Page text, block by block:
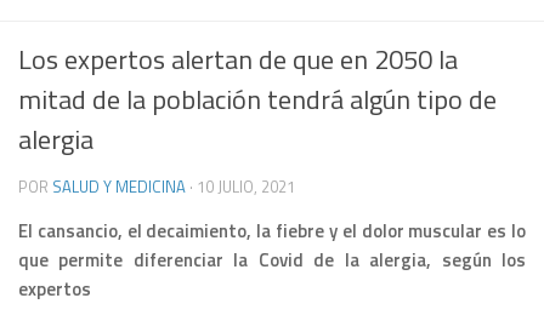
Los expertos alertan de que en 2050 la
mitad de la población tendrá algún tipo de
alergia
POR SALUD Y MEDICINA · 10 JULIO, 2021
El cansancio, el decaimiento, la fiebre y el dolor muscular es lo
que permite diferenciar la Covid de la alergia, según los
expertos